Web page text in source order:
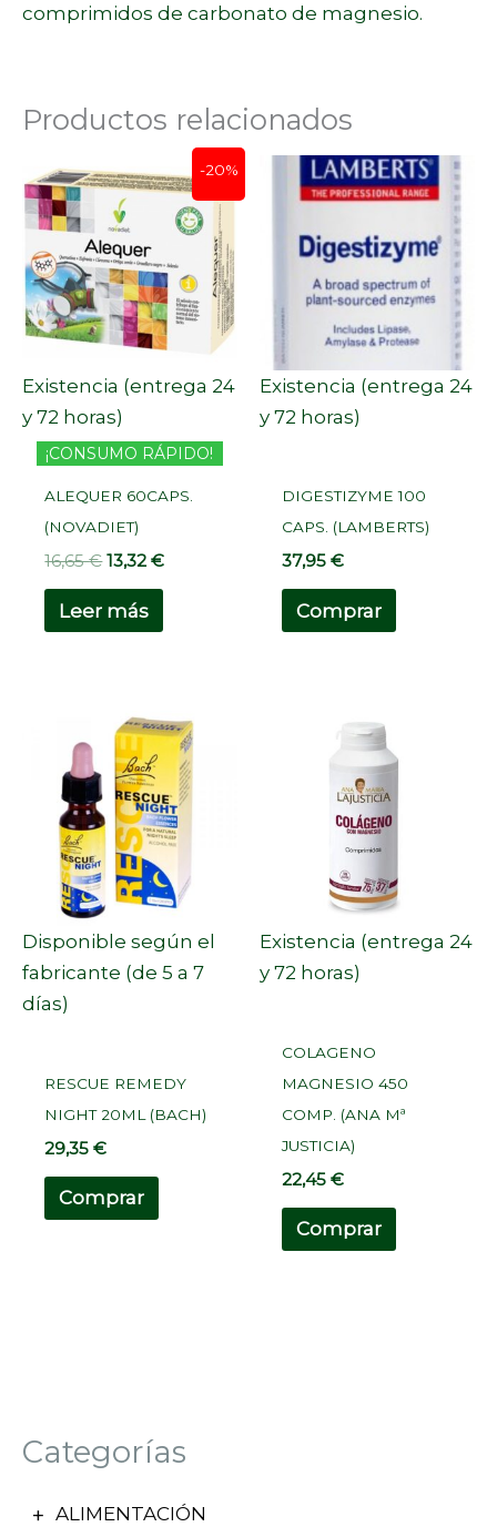
Categorías
ALIMENTACIÓN
comprimidos de carbonato de magnesio.
Productos relacionados
-20%
¡CONSUMO RÁPIDO!
Existencia (entrega 24
y 72 horas)
ALEQUER 60CAPS.
(NOVADIET)
16,65€
precio
original
era:
16,65 €.
13,32€
precio
actual
es:
13,32 €.
Leer más
Existencia (entrega 24
y 72 horas)
DIGESTIZYME 100
CAPS. (LAMBERTS)
37,95€
Comprar
Disponible según el
fabricante (de 5 a 7
días)
RESCUE REMEDY
NIGHT 20ML (BACH)
29,35€
Comprar
Existencia (entrega 24
y 72 horas)
COLAGENO
MAGNESIO 450
COMP. (ANA Mª
JUSTICIA)
22,45€
Comprar